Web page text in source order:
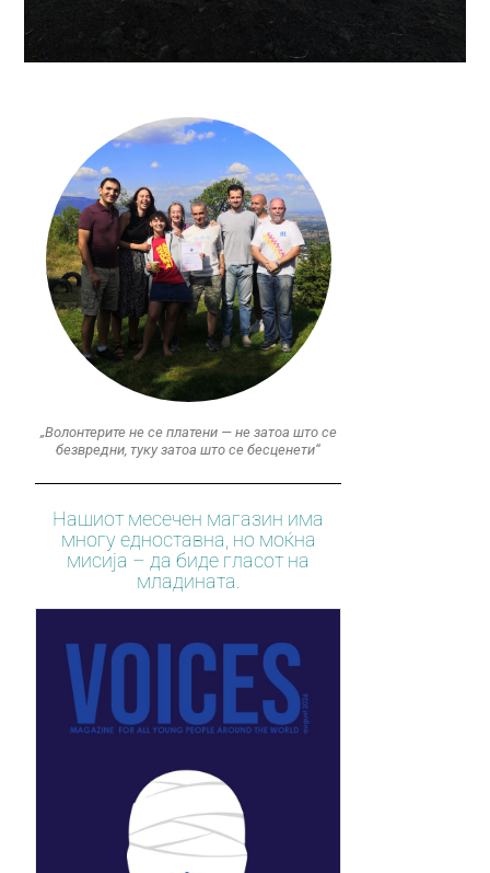
„Волонтерите не се платени — не затоа што се
безвредни, туку затоа што се бесценети“
Нашиот месечен магазин има
многу едноставна, но моќна
мисија – да биде гласот на
младината.